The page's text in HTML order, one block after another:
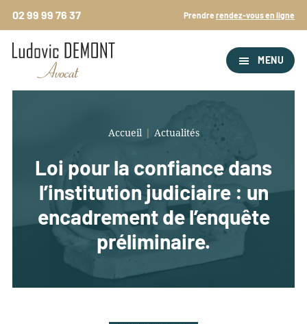
contenu
principal
02 99 99 76 37 Prendrerendez-vous en ligne
MENU
Accueil | Actualités
Loi pour la confiance dans
l’institution judiciaire : un
encadrement de l’enquête
préliminaire.